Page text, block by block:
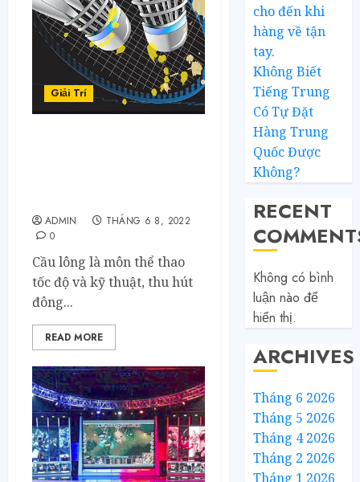
Giải Trí
ADMIN
THÁNG 6 8, 2022
0
Cầu lông là môn thể thao
tốc độ và kỹ thuật, thu hút
đông...
READ MORE
cho đến khi
hàng về tận
tay.
Không Biết
Tiếng Trung
Có Tự Đặt
Hàng Trung
Quốc Được
Không?
RECENT
Không có bình
luận nào để
hiển thị.
ARCHIVES
Tháng 6 2026
Tháng 5 2026
Tháng 4 2026
Tháng 2 2026
Tháng 1 2026